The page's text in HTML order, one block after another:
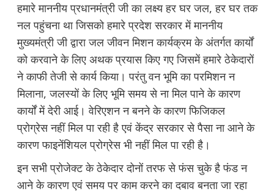
हमारे माननीय प्रधानमंत्री जी का लक्ष्य हर घर जल, हर घर तक
नल पहुंचना था जिसको हमारे प्रदेश सरकार में माननीय
मुख्यमंत्री जी द्वारा जल जीवन मिशन कार्यक्रम के अंतर्गत कार्यों
को करवाने के लिए अथक प्रयास किए गए जिसमें हमारे ठेकेदारों
ने काफी तेजी से कार्य किया। परंतु वन भूमि का परमिशन न
मिलाना, जलस्यों के लिए भूमि समय से ना मिल पाने के कारण
कार्यों में देरी आई। वेरिएशन न बनने के कारण फिजिकल
प्रोग्रेस नहीं मिल पा रही है एवं केंद्र सरकार से पैसा ना आने के
कारण फाइनेंशियल प्रोग्रेस भी नहीं मिल पा रही है।
इन सभी प्रोजेक्ट के ठेकेदार दोनों तरफ से फंस चुके है फंड न
आने के कारण एवं समय पर काम करने का दबाव बनता जा रहा